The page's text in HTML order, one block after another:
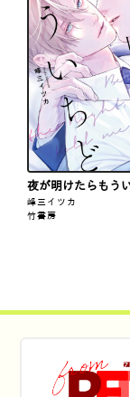
夜が明けたらもう
峰三イツカ
竹書房